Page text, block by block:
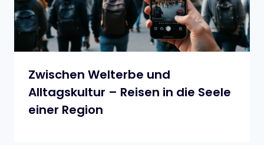
Zwischen Welterbe und
Alltagskultur – Reisen in die Seele
einer Region